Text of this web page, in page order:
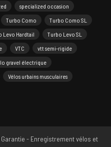
specialized occasion
Turbo Como
Turbo Como SL
Levo Hardtail
Turbo Levo SL
VTC
vtt semi-rigide
gravel électrique
Vélos urbains musculaires
Garantie - Enregistrement vélos et